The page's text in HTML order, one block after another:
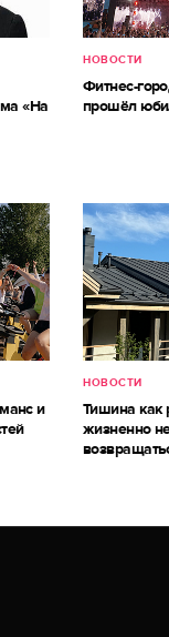
«На
НОВОСТИ
Фитнес-
прошёл
и
НОВОСТИ
Тишина как
жизненно